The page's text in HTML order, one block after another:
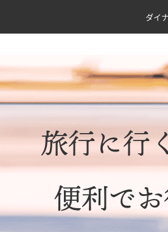
ダイ
旅行に行
便利で